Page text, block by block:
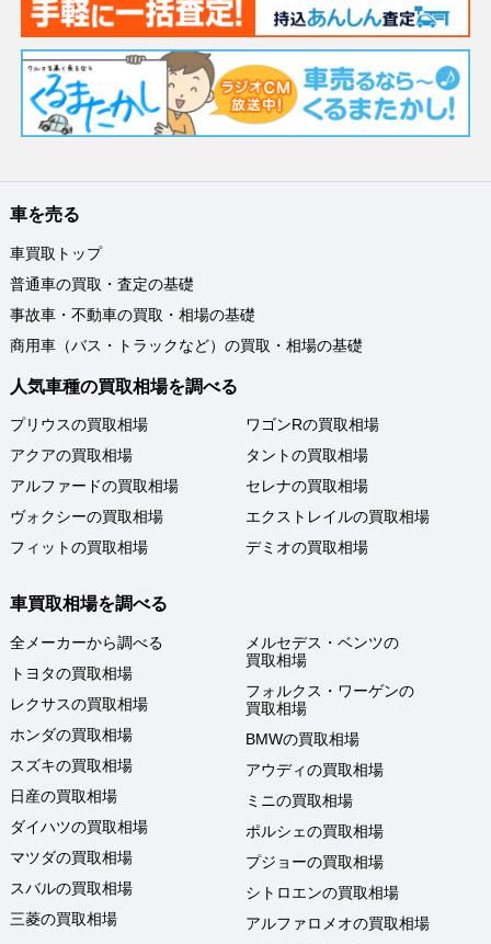
車を売る
車買取トップ
普通車の買取・査定の基礎
事故車・不動車の買取・相場の基礎
商用車（バス・トラックなど）の買取・相場の基礎
人気車種の買取相場を調べる
プリウスの買取相場
アクアの買取相場
アルファードの買取相場
ヴォクシーの買取相場
フィットの買取相場
ワゴンRの買取相場
タントの買取相場
セレナの買取相場
エクストレイルの買取相場
デミオの買取相場
車買取相場を調べる
全メーカーから調べる
トヨタの買取相場
レクサスの買取相場
ホンダの買取相場
スズキの買取相場
日産の買取相場
ダイハツの買取相場
マツダの買取相場
スバルの買取相場
三菱の買取相場
メルセデス・ベンツの
買取相場
フォルクス・ワーゲンの
買取相場
BMWの買取相場
アウディの買取相場
ミニの買取相場
ポルシェの買取相場
プジョーの買取相場
シトロエンの買取相場
アルファロメオの買取相場